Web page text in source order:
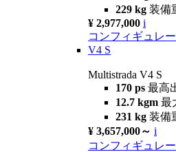
229 kg 装備
¥ 2,977,000 i
コンフィギュレ
V4 S
Multistrada V4 S
170 ps 最高
12.7 kgm 最
231 kg 装備
¥ 3,657,000～ i
コンフィギュレ